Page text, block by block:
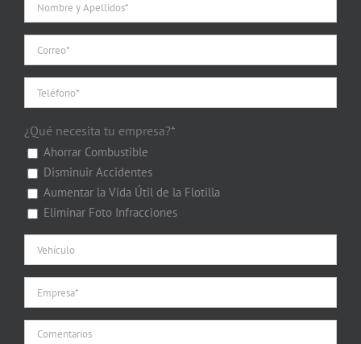
¿Qué necesita tu empresa?*
Ahorrar Combustible
Disminuir Accidentes
Aumentar la Vida Útil de la Flotilla
Eliminar Foto Infracciones